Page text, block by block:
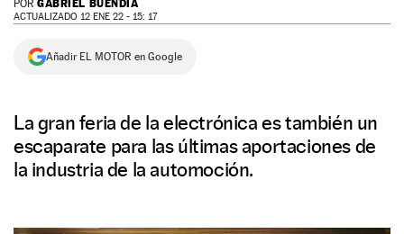
NEWSLETTER
POR GABRIEL BUENDÍA
ACTUALIZADO 12 ENE 22 - 15: 17
Añadir EL MOTOR en Google
La gran feria de la electrónica es también un
escaparate para las últimas aportaciones de
la industria de la automoción.